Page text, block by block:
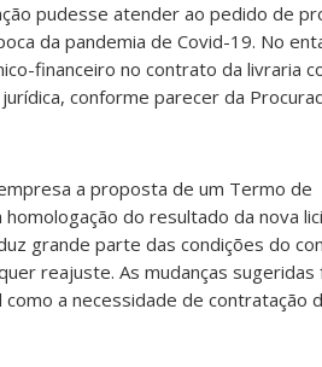
pudesse atender ao pedido de
da pandemia de Covid-19. No
financeiro no contrato da livraria
conforme parecer da
a proposta de um Termo de
do resultado da nova
grande parte das condições do
reajuste. As mudanças sugeridas
a necessidade de contratação